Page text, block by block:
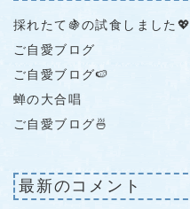
採れたて🍇の試食しました💖
ご自愛ブログ
ご自愛ブログ🍉
蝉の大合唱
ご自愛ブログ🍜
最新のコメント